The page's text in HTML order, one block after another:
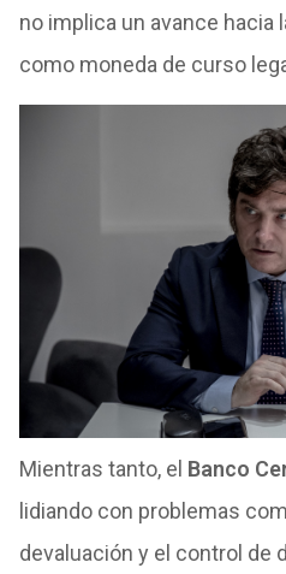
no implica un avance hacia
como moneda de curso
Mientras tanto, el Banco
lidiando con problemas
devaluación y el control de